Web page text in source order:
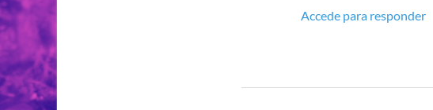
Accede para responder